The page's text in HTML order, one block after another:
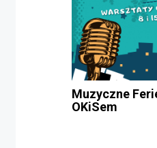
Muzyczne
OKiSem